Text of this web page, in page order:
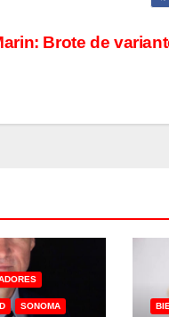
Brote de
SONOMA